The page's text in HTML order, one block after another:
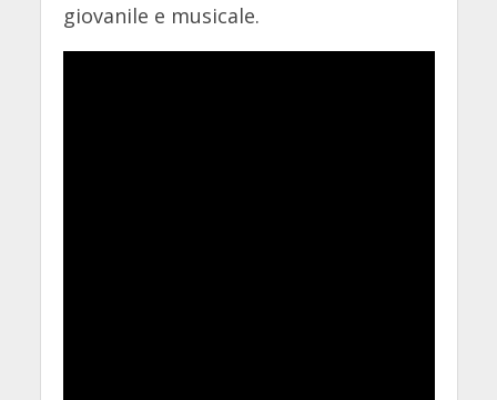
giovanile e musicale.